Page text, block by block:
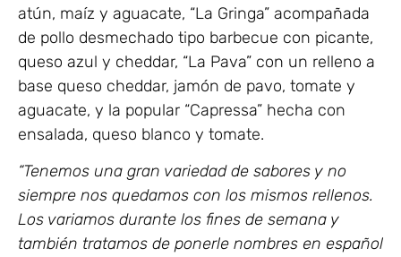
atún, maíz y aguacate, “La Gringa” acompañada
de pollo desmechado tipo barbecue con picante,
queso azul y cheddar, “La Pava” con un relleno a
base queso cheddar, jamón de pavo, tomate y
aguacate, y la popular “Capressa” hecha con
ensalada, queso blanco y tomate.
“Tenemos una gran variedad de sabores y no
siempre nos quedamos con los mismos rellenos.
Los variamos durante los fines de semana y
también tratamos de ponerle nombres en español